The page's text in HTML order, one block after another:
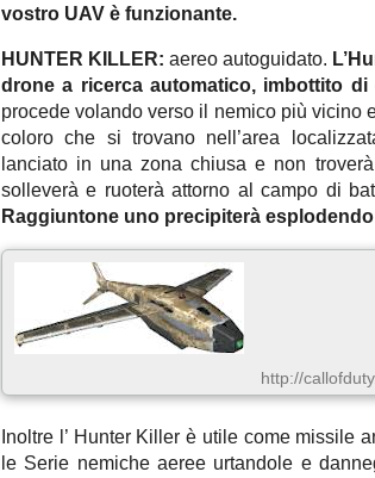
vostro UAV è funzionante.
HUNTER KILLER: aereo autoguidato.
drone a ricerca automatico, imbottito di
procede volando verso il nemico più vicino
coloro che si trovano nell’area
lanciato in una zona chiusa e non
solleverà e ruoterà attorno al campo di
Raggiuntone uno precipiterà
http://
Inoltre l’ Hunter Killer è utile come missile
le Serie nemiche aeree urtandole e